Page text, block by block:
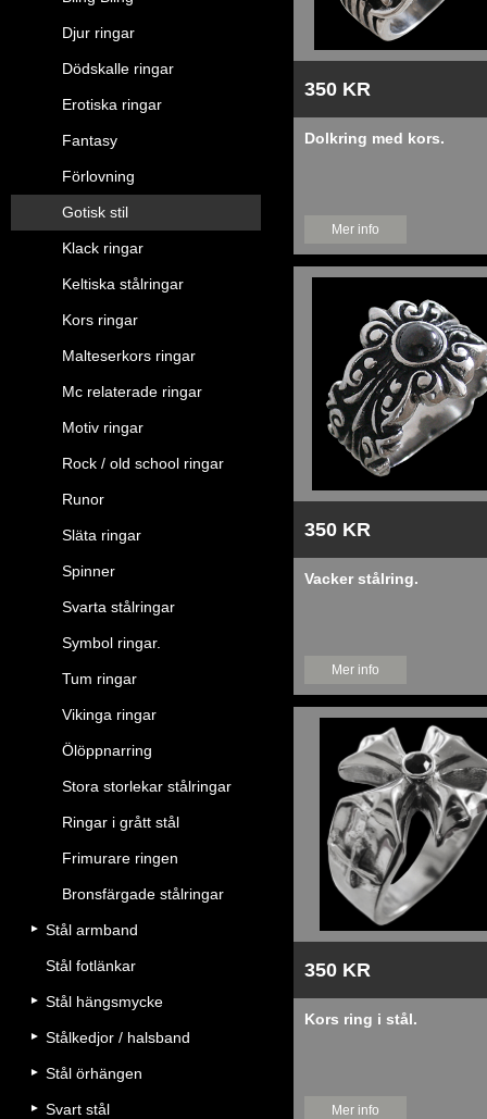
Djur ringar
Dödskalle ringar
Erotiska ringar
Fantasy
Förlovning
Gotisk stil
Klack ringar
Keltiska stålringar
Kors ringar
Malteserkors ringar
Mc relaterade ringar
Motiv ringar
Rock / old school ringar
Runor
Släta ringar
Spinner
Svarta stålringar
Symbol ringar.
Tum ringar
Vikinga ringar
Ölöppnarring
Stora storlekar stålringar
Ringar i grått stål
Frimurare ringen
Bronsfärgade stålringar
Stål armband
Stål fotlänkar
Stål hängsmycke
Stålkedjor / halsband
Stål örhängen
Svart stål
350 KR
Dolkring med kors.
Mer info
350 KR
Vacker stålring.
Mer info
350 KR
Kors ring i stål.
Mer info